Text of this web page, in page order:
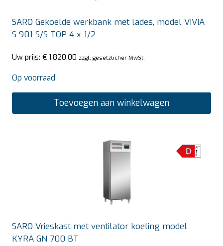
SARO Gekoelde werkbank met lades, model VIVIA
S 901 S/S TOP 4 x 1/2
Uw prijs: € 1.820,00 zzgl. gesetzlicher MwSt.
Op voorraad
Toevoegen aan winkelwagen
SARO Vrieskast met ventilator koeling model
KYRA GN 700 BT